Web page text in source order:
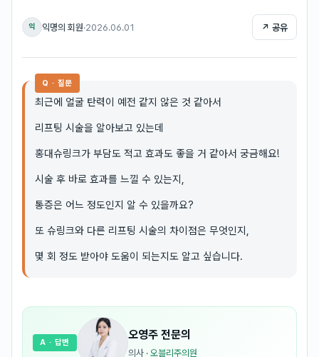
익 익명의 회원·2026.06.01 ↗ 공유
Q · 질문
최근에 얼굴 탄력이 예전 같지 않은 것 같아서
리프팅 시술을 알아보고 있는데
홍대슈링크가 부담도 적고 효과도 좋을 거 같아서 궁금해요!
시술 후 바로 효과를 느낄 수 있는지,
통증은 어느 정도인지 알 수 있을까요?
또 슈링크와 다른 리프팅 시술의 차이점은 무엇인지,
몇 회 정도 받아야 도움이 되는지도 알고 싶습니다.
오영주 전문의
의사 · 오블리주의원
A · 답변